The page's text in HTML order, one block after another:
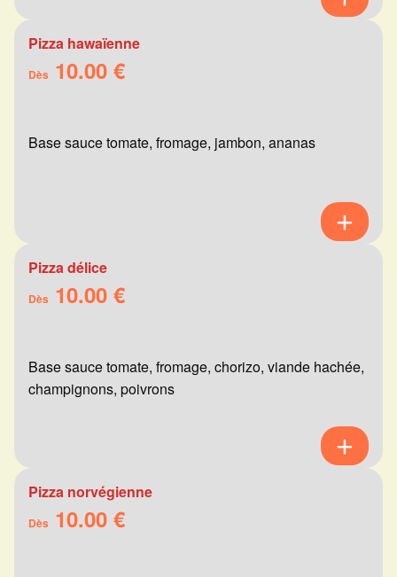
Pizza hawaïenne
Dès 10.00 €
Base sauce tomate, fromage, jambon, ananas
Pizza délice
Dès 10.00 €
Base sauce tomate, fromage, chorizo, viande hachée,
champignons, poivrons
Pizza norvégienne
Dès 10.00 €